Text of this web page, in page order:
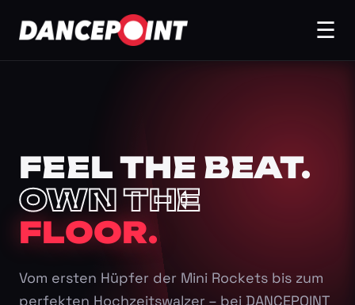
☰
FEEL THE BEAT.
OWN THE
FLOOR.
Vom ersten Hüpfer der Mini Rockets bis zum
perfekten Hochzeitswalzer – bei DANCEPOINT